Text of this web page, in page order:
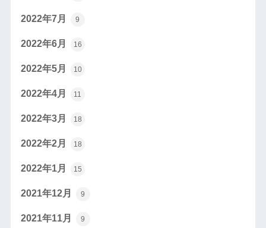
2022年7月 9
2022年6月 16
2022年5月 10
2022年4月 11
2022年3月 18
2022年2月 18
2022年1月 15
2021年12月 9
2021年11月 9